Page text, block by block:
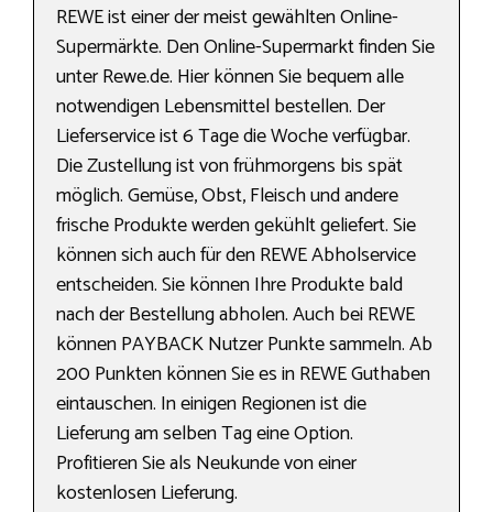
REWE ist einer der meist gewählten Online-
Supermärkte. Den Online-Supermarkt finden Sie
unter Rewe.de. Hier können Sie bequem alle
notwendigen Lebensmittel bestellen. Der
Lieferservice ist 6 Tage die Woche verfügbar.
Die Zustellung ist von frühmorgens bis spät
möglich. Gemüse, Obst, Fleisch und andere
frische Produkte werden gekühlt geliefert. Sie
können sich auch für den REWE Abholservice
entscheiden. Sie können Ihre Produkte bald
nach der Bestellung abholen. Auch bei REWE
können PAYBACK Nutzer Punkte sammeln. Ab
200 Punkten können Sie es in REWE Guthaben
eintauschen. In einigen Regionen ist die
Lieferung am selben Tag eine Option.
Profitieren Sie als Neukunde von einer
kostenlosen Lieferung.